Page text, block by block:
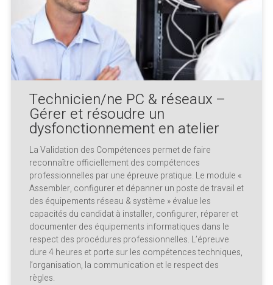
Technicien/ne PC & réseaux –
Gérer et résoudre un
dysfonctionnement en atelier
La Validation des Compétences permet de faire
reconnaître officiellement des compétences
professionnelles par une épreuve pratique. Le module «
Assembler, configurer et dépanner un poste de travail et
des équipements réseau & système » évalue les
capacités du candidat à installer, configurer, réparer et
documenter des équipements informatiques dans le
respect des procédures professionnelles. L’épreuve
dure 4 heures et porte sur les compétences techniques,
l’organisation, la communication et le respect des
règles.